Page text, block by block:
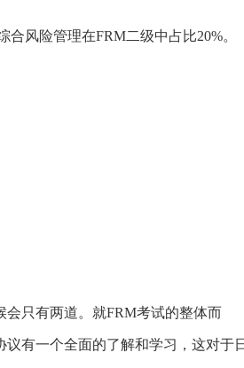
风险管理在FRM二级中占比20%。
只有两道。就FRM考试的整体而
有一个全面的了解和学习，这对于日